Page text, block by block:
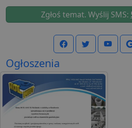
Zgłoś temat. Wyślij SMS:
Ogłoszenia